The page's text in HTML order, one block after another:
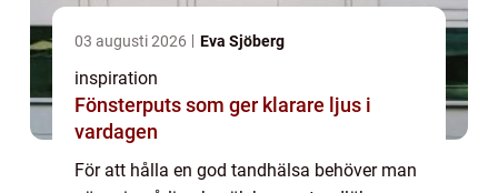
03 augusti 2026 Eva Sjöberg
inspiration
Fönsterputs som ger klarare ljus i
vardagen
För att hålla en god tandhälsa behöver man